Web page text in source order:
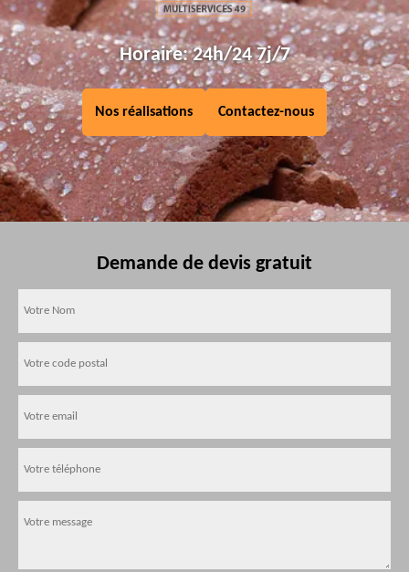
Horaire: 24h/24 7j/7
Nos réalisations Contactez-nous
Demande de devis gratuit